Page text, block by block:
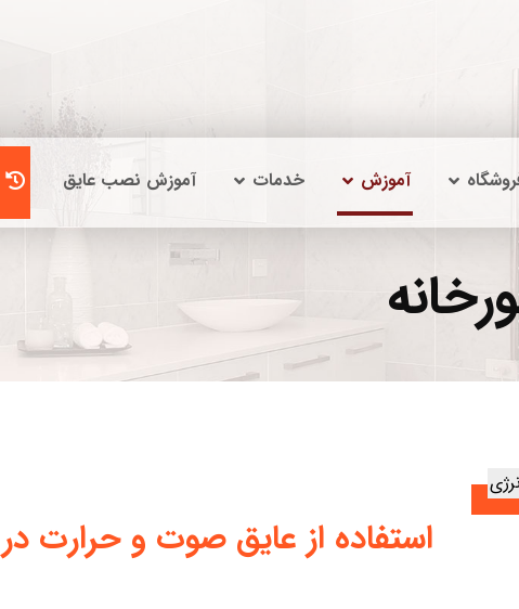
آموزش خدمات آموزش نصب عایق
استفاده از عایق صوت و حرارت در